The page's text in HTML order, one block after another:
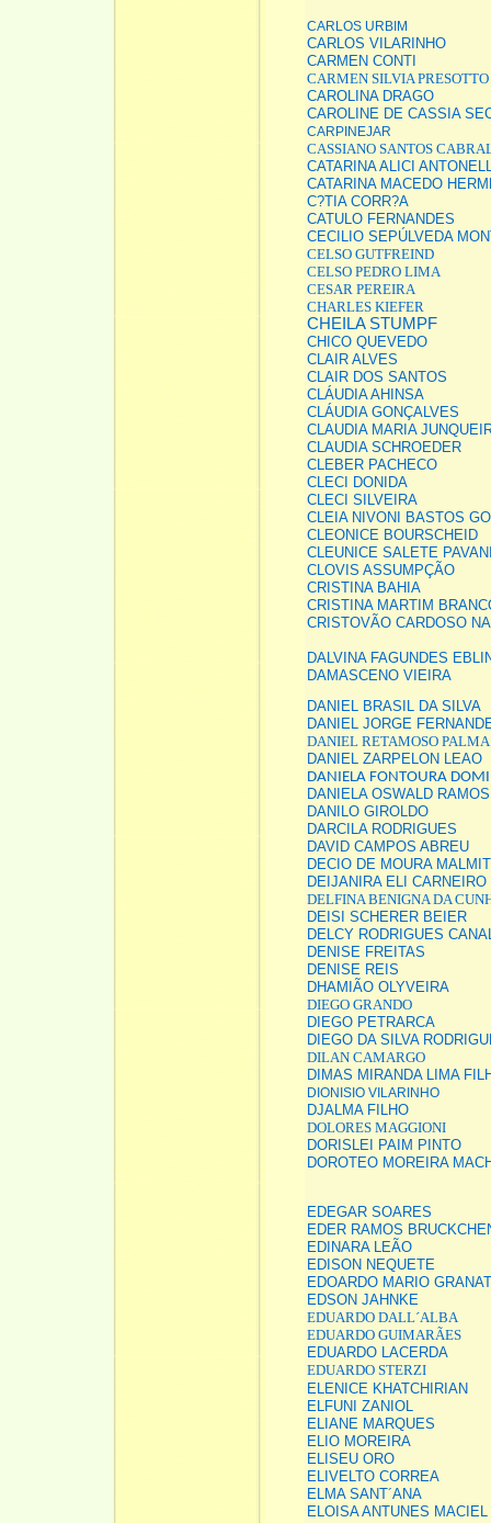
CARLOS URBIM
CARLOS VILARINHO
CARMEN CONTI
CARMEN SILVIA PRESOTTO
CAROLINA DRAGO
CAROLINE DE CASSIA
CARPINEJAR
CASSIANO SANTOS
CATARINA ALICI
CATARINA MACEDO
C?TIA CORR?A
CATULO FERNANDES
CECILIO SEPÚLVEDA
CELSO GUTFREIND
CELSO PEDRO LIMA
CESAR PEREIRA
CHARLES KIEFER
CHEILA STUMPF
CHICO QUEVEDO
CLAIR ALVES
CLAIR DOS SANTOS
CLÁUDIA AHINSA
CLÁUDIA GONÇALVES
CLAUDIA MARIA
CLAUDIA SCHROEDER
CLEBER PACHECO
CLECI DONIDA
CLECI SILVEIRA
CLEIA NIVONI BASTOS
CLEONICE BOURSCHEID
CLEUNICE SALETE
CLOVIS ASSUMPÇÃO
CRISTINA BAHIA
CRISTINA MARTIM
CRISTOVÃO CARDOSO
DALVINA FAGUNDES
DAMASCENO VIEIRA
DANIEL BRASIL DA SILVA
DANIEL JORGE
DANIEL RETAMOSO PALMA
DANIEL ZARPELON LEAO
DANIELA FONTOURA
DANIELA OSWALD RAMOS
DANILO GIROLDO
DARCILA RODRIGUES
DAVID CAMPOS ABREU
DECIO DE MOURA
DEIJANIRA ELI
DELFINA BENIGNA DA
DEISI SCHERER BEIER
DELCY RODRIGUES
DENISE FREITAS
DENISE REIS
DHAMIÃO OLYVEIRA
DIEGO GRANDO
DIEGO PETRARCA
DIEGO DA SILVA
DILAN CAMARGO
DIMAS MIRANDA LIMA
DIONISIO VILARINHO
DJALMA FILHO
DOLORES MAGGIONI
DORISLEI PAIM PINTO
DOROTEO MOREIRA
EDEGAR SOARES
EDER RAMOS
EDINARA LEÃO
EDISON NEQUETE
EDOARDO MARIO
EDSON JAHNKE
EDUARDO DALL´ALBA
EDUARDO GUIMARÃES
EDUARDO LACERDA
EDUARDO STERZI
ELENICE KHATCHIRIAN
ELFUNI ZANIOL
ELIANE MARQUES
ELIO MOREIRA
ELISEU ORO
ELIVELTO CORREA
ELMA SANT´ANA
ELOISA ANTUNES MACIEL